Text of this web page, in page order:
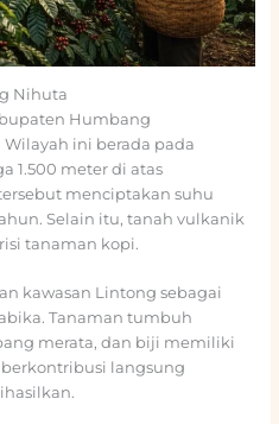
Nihuta
Humbang
Wilayah ini berada pada
1.500 meter di atas
menciptakan suhu
Selain itu, tanah vulkanik
tanaman kopi.
kawasan Lintong sebagai
Tanaman tumbuh
merata, dan biji memiliki
langsung